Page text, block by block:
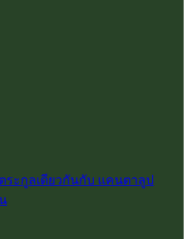
ระกูลเดียวกันกับ แคนตาลูป